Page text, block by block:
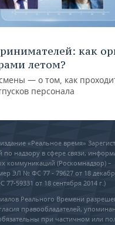
как
летом?
— о том, как
персонала
«Реальное время»
по надзору в сфере связи,
коммуникаций (Роскомнадзор) –
ЭЛ № ФС 77 - 79627 от 18
59331 от 18 сентября 2014 г.)
Реального Времени
правообладателей,
при частичном или